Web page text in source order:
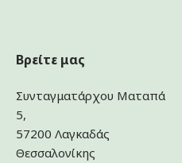
Βρείτε μας
Συνταγματάρχου Ματαπά
5,
57200 Λαγκαδάς
Θεσσαλονίκης